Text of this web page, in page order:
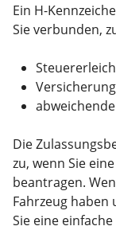
Ein H-
Sie verbunden,
Die
zu, wenn Sie
beantragen.
Fahrzeug haben
Sie eine